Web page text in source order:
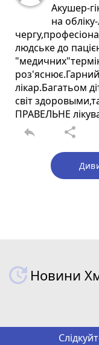
Акушер-
на
людське до
лікар.Багатьом
світ
ПРАВЕЛЬНЕ
reply share
Новини